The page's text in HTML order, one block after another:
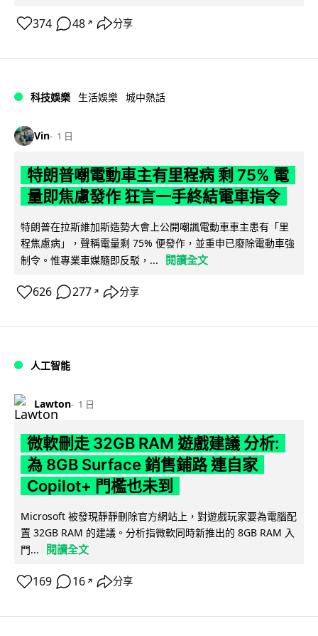
374 48 ↗ 分享
科技娛樂 生活娛樂 城中熱話
Vin 1 日
特朗普嘲電動車主有里程病 剩 75% 電
量即焦慮發作 狂言一手終結電車指令
特朗普在拉斯維加斯造勢大會上公開嘲諷電動車車主患有「里
程焦慮病」，聲稱電量剩 75% 便發作，並重申已廢除電動車強
制令。惟專業車媒隨即反駁，...
閱讀全文
626 277 ↗ 分享
人工智能
Lawton 1 日
微軟刪走 32GB RAM 遊戲建議 分析:
為 8GB Surface 銷售鋪路 連自家
Copilot+ 門檻也未到
Microsoft 被發現靜靜刪除官方網站上，對遊戲玩家要為電腦配
置 32GB RAM 的建議。分析指微軟同時新推出的 8GB RAM 入
門...
閱讀全文
169 16 ↗ 分享